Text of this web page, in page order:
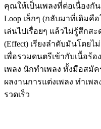
คุณให้เป็นเพลงที่ต่อเนื่องกั
Loop เล็กๆ (กลับมาที่เดิมคื
เล่นไปเรื่อยๆ แล้วไม่รู้สึกส
(Effect) เรียงลำดับมันโดยไ
เพื่อรวมดนตรีเข้ากับเนื้อร้
เพลง นักทำเพลง ทั้งมือสมั
ผลงานการแต่งเพลง ทำเพ
รวดเร็ว